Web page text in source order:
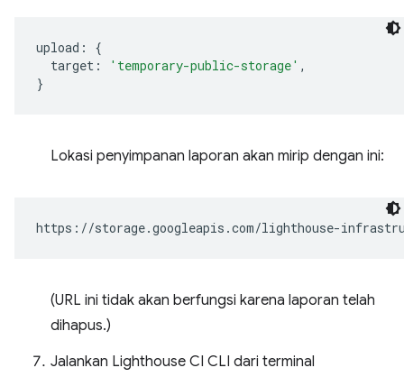
upload :
{
target : 'temporary-public-storage' ,
}
Lokasi penyimpanan laporan akan mirip dengan ini:
(URL ini tidak akan berfungsi karena laporan telah
dihapus.)
Jalankan Lighthouse CI CLI dari terminal